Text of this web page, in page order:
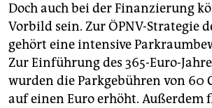
Doch auch bei der Finanzierung
Vorbild sein. Zur ÖPNV-Strategie
gehört eine intensive
Zur Einführung des 365-Euro-
wurden die Parkgebühren von 60
auf einen Euro erhöht. Außerdem